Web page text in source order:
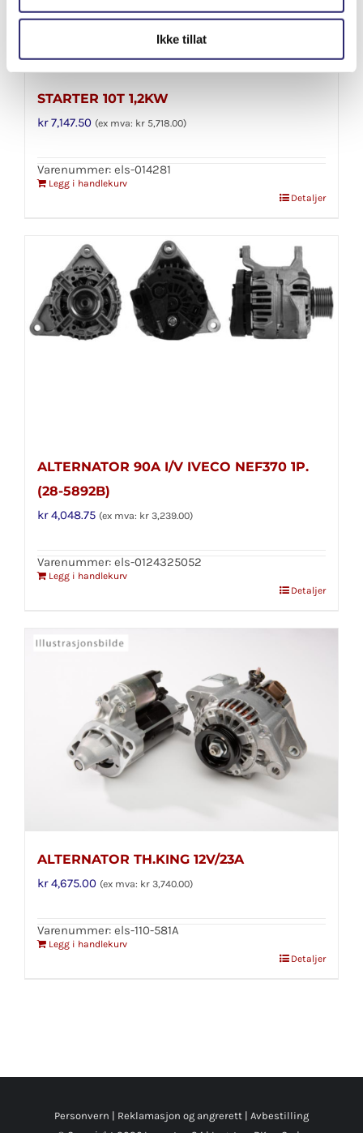
Ikke tillat
STARTER 10T 1,2KW
kr7,147.50 (ex mva: kr 5,718.00)
Varenummer: els-014281
Legg i handlekurv
Detaljer
ALTERNATOR 90A I/V IVECO NEF370 1P.
(28-5892B)
kr4,048.75 (ex mva: kr 3,239.00)
Varenummer: els-0124325052
Legg i handlekurv
Detaljer
ALTERNATOR TH.KING 12V/23A
kr4,675.00 (ex mva: kr 3,740.00)
Varenummer: els-110-581A
Legg i handlekurv
Detaljer
Personvern | Reklamasjon og angrerett | Avbestilling